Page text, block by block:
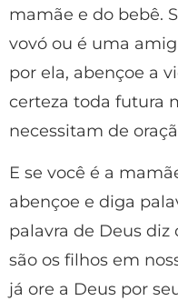
mamãe e do bebê.
vovó ou é uma
por ela, abençoe a
certeza toda futura
necessitam de
E se você é a
abençoe e diga
palavra de Deus diz
são os filhos em
já ore a Deus por